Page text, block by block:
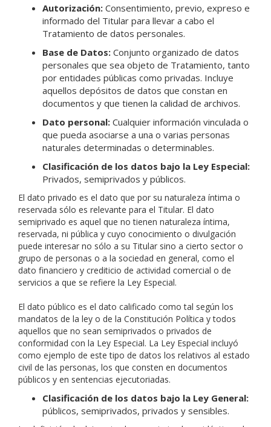
Autorización: Consentimiento, previo, expreso e
informado del Titular para llevar a cabo el
Tratamiento de datos personales.
Base de Datos: Conjunto organizado de datos
personales que sea objeto de Tratamiento, tanto
por entidades públicas como privadas. Incluye
aquellos depósitos de datos que constan en
documentos y que tienen la calidad de archivos.
Dato personal: Cualquier información vinculada o
que pueda asociarse a una o varias personas
naturales determinadas o determinables.
Clasificación de los datos bajo la Ley Especial:
Privados, semiprivados y públicos.
El dato privado es el dato que por su naturaleza íntima o
reservada sólo es relevante para el Titular. El dato
semiprivado es aquel que no tienen naturaleza íntima,
reservada, ni pública y cuyo conocimiento o divulgación
puede interesar no sólo a su Titular sino a cierto sector o
grupo de personas o a la sociedad en general, como el
dato financiero y crediticio de actividad comercial o de
servicios a que se refiere la Ley Especial.
El dato público es el dato calificado como tal según los
mandatos de la ley o de la Constitución Política y todos
aquellos que no sean semiprivados o privados de
conformidad con la Ley Especial. La Ley Especial incluyó
como ejemplo de este tipo de datos los relativos al estado
civil de las personas, los que consten en documentos
públicos y en sentencias ejecutoriadas.
Clasificación de los datos bajo la Ley General:
públicos, semiprivados, privados y sensibles.